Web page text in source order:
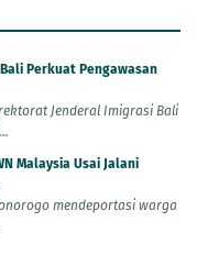
Perkuat Pengawasan
Jenderal Imigrasi Bali
Malaysia Usai Jalani
mendeportasi warga